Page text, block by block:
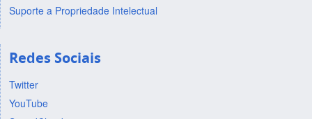
Suporte a Propriedade Intelectual
Redes Sociais
Twitter
YouTube